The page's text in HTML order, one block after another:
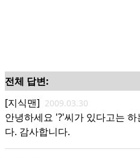
전체 답변:
[지식맨] 2009.03.30
안녕하세요 '?'씨가 있다고는
다. 감사합니다.